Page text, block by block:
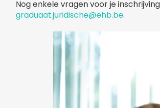
Nog enkele vragen voor je
graduaat.juridische@ehb.be.